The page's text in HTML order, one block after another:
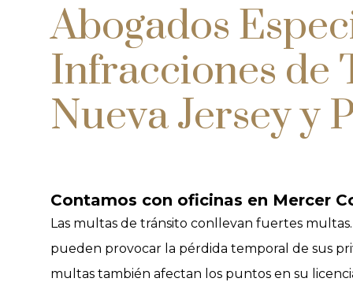
Abogados
Infracciones de
Nueva Jersey y
Contamos con oficinas en Mercer
Las multas de tránsito conllevan fuertes
pueden provocar la pérdida temporal de sus
multas también afectan los puntos en su